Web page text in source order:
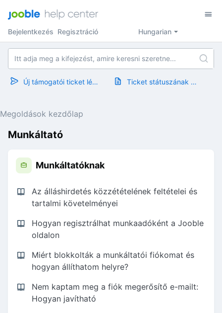
Hungarian
Bejelentkezés Regisztráció
Új támogatói ticket létrehozása Ticket státuszának megtekintése
Megoldások kezdőlap
Munkáltató
Munkáltatóknak
Az álláshirdetés közzétételének feltételei és
tartalmi követelményei
Hogyan regisztrálhat munkaadóként a Jooble
oldalon
Miért blokkolták a munkáltatói fiókomat és
hogyan állíthatom helyre?
Nem kaptam meg a fiók megerősítő e-mailt:
Hogyan javítható